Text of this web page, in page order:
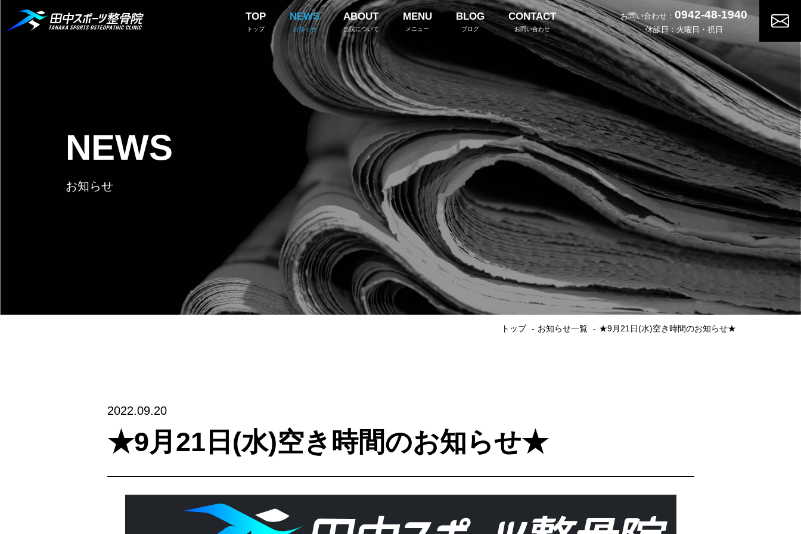
TOP
トップ
NEWS
お知らせ
ABOUT
当院について
MENU
メニュー
BLOG
ブログ
CONTACT
お問い合わせ
お問い合わせ： 0942-48-1940
休診日：火曜日・祝日
NEWS
お知らせ
トップ お知らせ一覧 ★9月21日(水)空き時間のお知らせ★
2022.09.20
★9月21日(水)空き時間のお知らせ★